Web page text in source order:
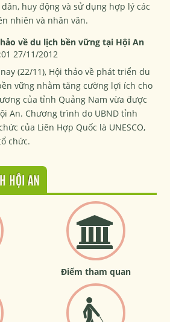
huy động và sử dụng hợp lý các
nhiên và nhân văn.
về du lịch bền vững tại Hội An
27/11/2012
(22/11), Hội thảo về phát triển du
vững nhằm tăng cường lợi ích cho
của tỉnh Quảng Nam vừa được
An. Chương trình do UBND tỉnh
của Liên Hợp Quốc là UNESCO,
chức.
HỘI AN
Điểm tham quan